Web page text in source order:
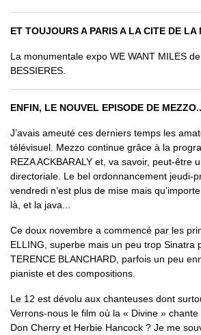
ET TOUJOURS A PARIS A LA CITE DE LA
La monumentale expo WE WANT MILES
BESSIERES.
ENFIN, LE NOUVEL EPISODE DE
J’avais ameuté ces derniers temps les
télévisuel. Mezzo continue grâce à la
REZA ACKBARALY et, va savoir, peut-être
directoriale. Le bel ordonnancement jeudi-
vendredi n’est plus de mise mais
là, et la java...
Ce doux novembre a commencé par les
ELLING, superbe mais un peu trop Sinatra
TERENCE BLANCHARD, parfois un peu
pianiste et des compositions.
Le 12 est dévolu aux chanteuses dont
Verrons-nous le film où la « Divine »
Don Cherry et Herbie Hancock ? Je me